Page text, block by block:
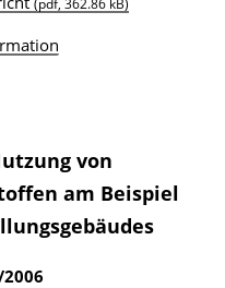
(pdf, 362.86 kB)
von
am Beispiel